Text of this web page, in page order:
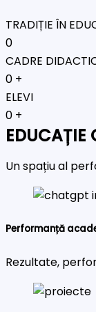
TRADIȚIE ÎN
0
CADRE
0 +
ELEVI
0 +
EDUCAȚIE
Un spațiu al
Performanță
Rezultate,